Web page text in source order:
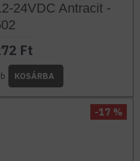
24VDC Antracit -
Ft
KOSÁRBA
-17 %